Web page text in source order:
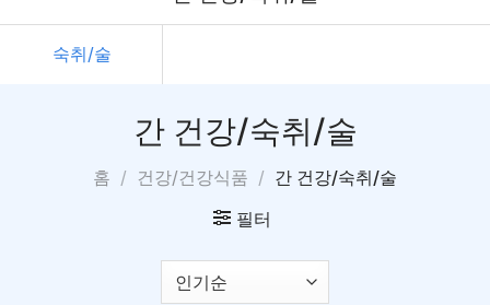
숙취/술
간 건강/숙취/술
홈 / 건강/건강식품 / 간 건강/숙취/술
필터